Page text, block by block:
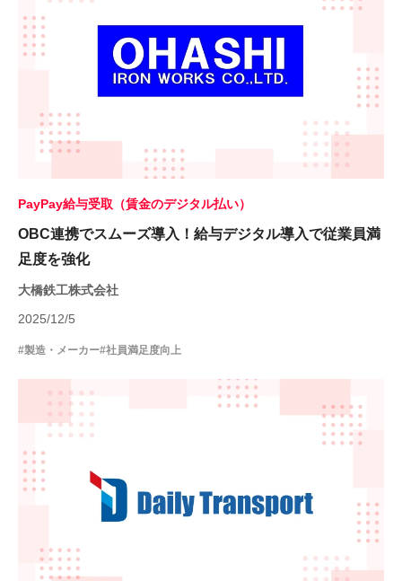
PayPay給与受取（賃金のデジタル払い）
OBC連携でスムーズ導入！給与デジタル導入で従業員満
足度を強化
大橋鉄工株式会社
2025/12/5
#製造・メーカー#社員満足度向上